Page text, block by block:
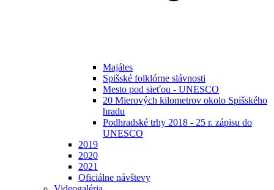
Majáles
Spišské folklórne slávnosti
Mesto pod sieťou - UNESCO
20 Mierových kilometrov okolo Spišského
hradu
Podhradské trhy 2018 - 25 r. zápisu do
UNESCO
2019
2020
2021
Oficiálne návštevy